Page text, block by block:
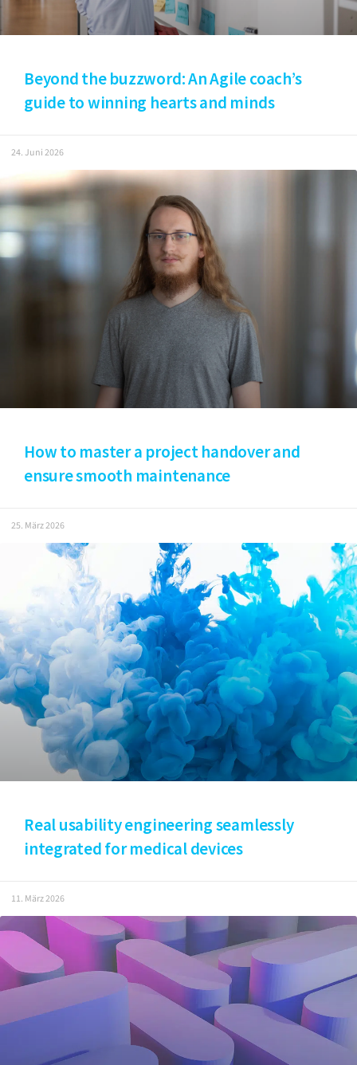
Beyond the buzzword: An Agile coach’s
guide to winning hearts and minds
24. Juni 2026
How to master a project handover and
ensure smooth maintenance
25. März 2026
Real usability engineering seamlessly
integrated for medical devices
11. März 2026